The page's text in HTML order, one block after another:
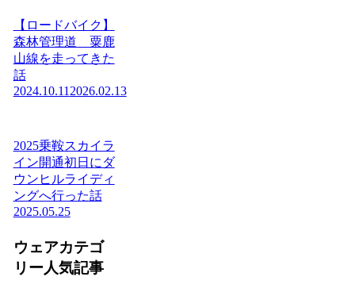
【ロードバイク】
森林管理道 粟鹿
山線を走ってきた
話
2024.10.11 2026.02.13
2025乗鞍スカイラ
イン開通初日にダ
ウンヒルライディ
ングへ行った話
2025.05.25
ウェアカテゴ
リー人気記事